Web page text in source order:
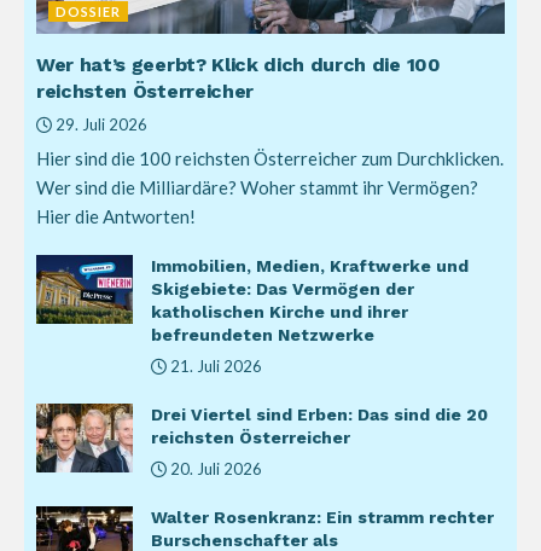
DOSSIER
Wer hat’s geerbt? Klick dich durch die 100
reichsten Österreicher
29. Juli 2026
Hier sind die 100 reichsten Österreicher zum Durchklicken.
Wer sind die Milliardäre? Woher stammt ihr Vermögen?
Hier die Antworten!
Immobilien, Medien, Kraftwerke und
Skigebiete: Das Vermögen der
katholischen Kirche und ihrer
befreundeten Netzwerke
21. Juli 2026
Drei Viertel sind Erben: Das sind die 20
reichsten Österreicher
20. Juli 2026
Walter Rosenkranz: Ein stramm rechter
Burschenschafter als